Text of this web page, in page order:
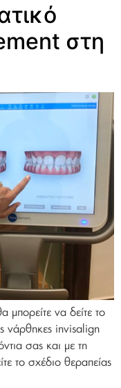
στη
μπορείτε να δείτε το
νάρθηκες invisalign
σας και με τη
το σχέδιο θεραπείας